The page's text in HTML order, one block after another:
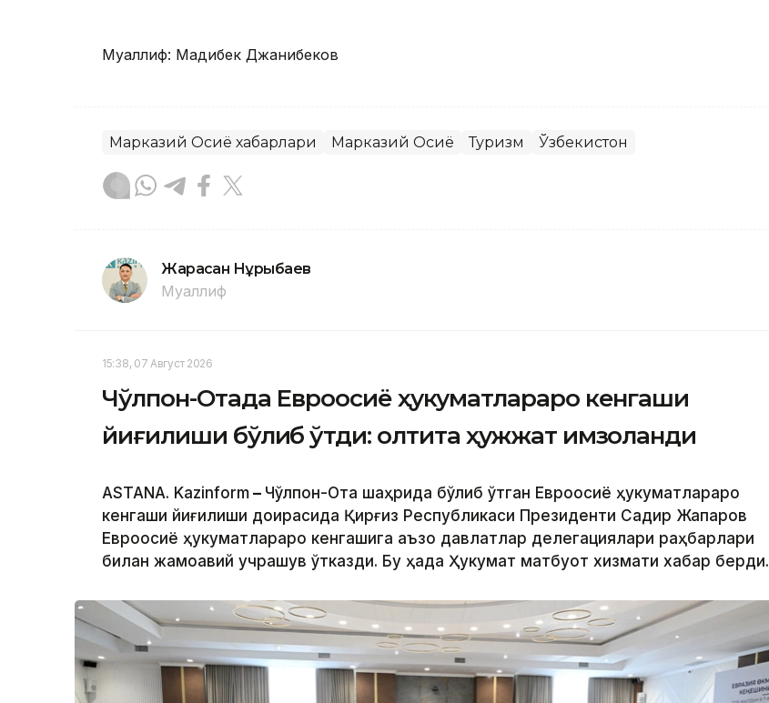
Муаллиф: Мадибек Джанибеков
Марказий Осиё хабарлари Марказий Осиё Туризм Ўзбекистон
Жарасқан Нұрыбаев
Муаллиф
15:38, 07 Август 2026
Чўлпон-Отада Евроосиё ҳукуматлараро кенгаши
йиғилиши бўлиб ўтди: олтита ҳужжат имзоланди
ASTANA. Kazinform – Чўлпон-Ота шаҳрида бўлиб ўтган Евроосиё ҳукуматлараро
кенгаши йиғилиши доирасида Қирғиз Республикаси Президенти Садир Жапаров
Евроосиё ҳукуматлараро кенгашига аъзо давлатлар делегациялари раҳбарлари
билан жамоавий учрашув ўтказди. Бу ҳақда Ҳукумат матбуот хизмати хабар берди.